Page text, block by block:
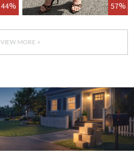
44% 57%
VIEW MORE +